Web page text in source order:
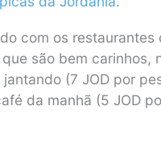
com os restaurantes
são bem carinhos,
(7 JOD por
da manhã (5 JOD